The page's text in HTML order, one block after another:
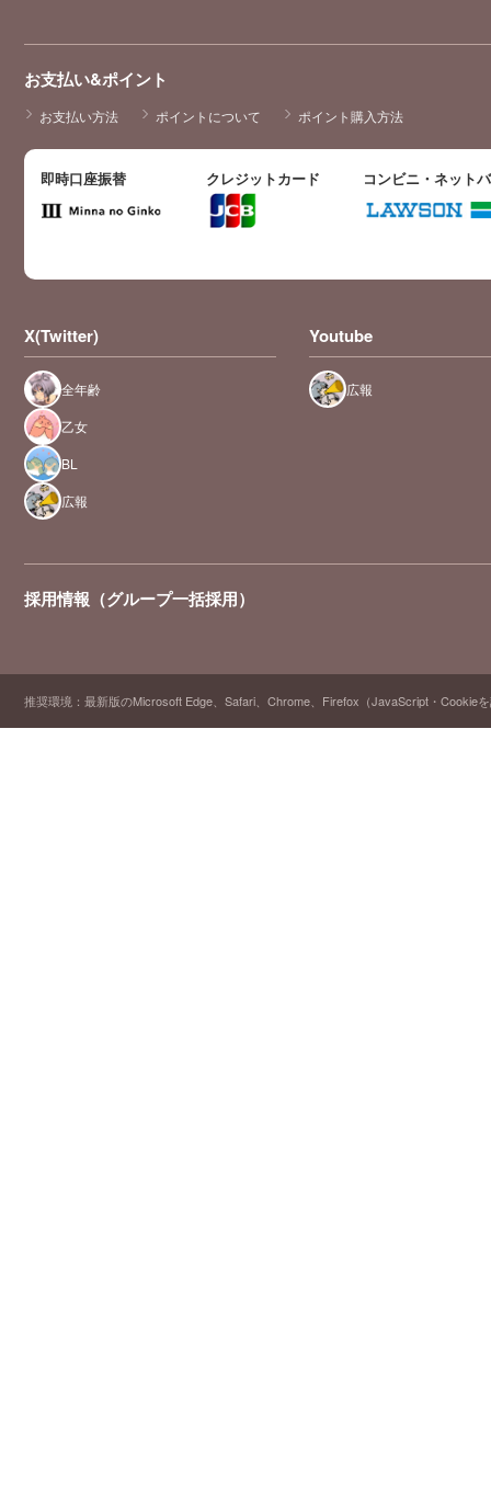
お支払い&ポイント
お支払い方法 ポイントについて ポイント購入方法
即時口座振替 クレジットカード コンビニ・ネット
X(Twitter)
全年齢
乙女
BL
広報
Youtube
広報
採用情報（グループ一括採用）
推奨環境：最新版のMicrosoft Edge、Safari、Chrome、Firefox（JavaScript・Cookie